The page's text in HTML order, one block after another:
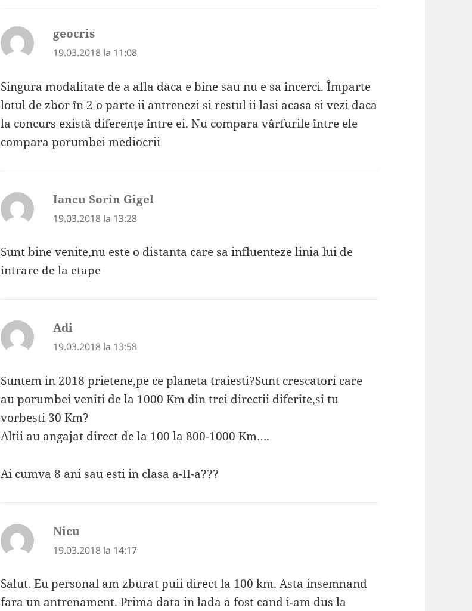
geocris
19.03.2018 la 11:08
Singura modalitate de a afla daca e bine sau nu e sa încerci. Împarte
lotul de zbor în 2 o parte ii antrenezi si restul ii lasi acasa si vezi daca
la concurs există diferențe între ei. Nu compara vârfurile între ele
compara porumbei mediocrii
Iancu Sorin Gigel
19.03.2018 la 13:28
Sunt bine venite,nu este o distanta care sa influenteze linia lui de
intrare de la etape
Adi
19.03.2018 la 13:58
Suntem in 2018 prietene,pe ce planeta traiesti?Sunt crescatori care
au porumbei veniti de la 1000 Km din trei directii diferite,si tu
vorbesti 30 Km?
Altii au angajat direct de la 100 la 800-1000 Km….
Ai cumva 8 ani sau esti in clasa a-II-a???
Nicu
19.03.2018 la 14:17
Salut. Eu personal am zburat puii direct la 100 km. Asta insemnand
fara un antrenament. Prima data in lada a fost cand i-am dus la